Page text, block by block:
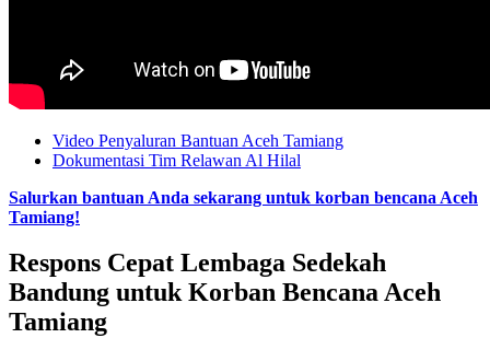
Video Penyaluran Bantuan Aceh Tamiang
Dokumentasi Tim Relawan Al Hilal
Salurkan bantuan Anda sekarang untuk korban bencana Aceh
Tamiang!
Respons Cepat Lembaga Sedekah
Bandung untuk Korban Bencana Aceh
Tamiang